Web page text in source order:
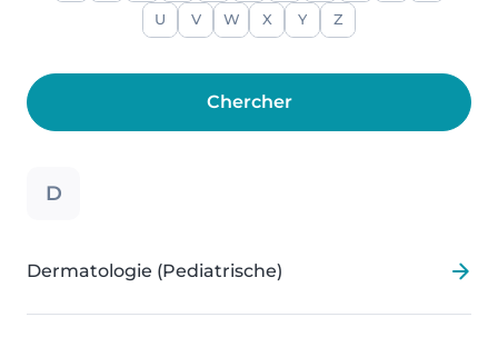
U V W X Y Z
D
Dermatologie (Pediatrische)